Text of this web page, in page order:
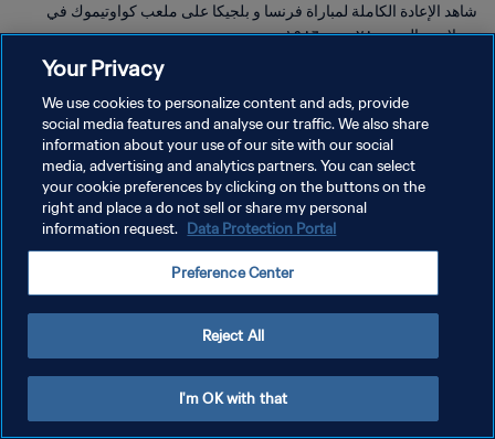
شاهد الإعادة الكاملة لمباراة فرنسا و بلجيكا على ملعب كواوتيموك في
بويبلا يوم السبت ٢٨ يونيو ١٩٨٦.
سياسة الخصوصية
إدارة تفضيلات ملفات تعريف الارتباط
Your Privacy
We use cookies to personalize content and ads, provide
social media features and analyse our traffic. We also share
information about your use of our site with our social
media, advertising and analytics partners. You can select
your cookie preferences by clicking on the buttons on the
right and place a do not sell or share my personal
information request. Data Protection Portal
Preference Center
Reject All
I'm OK with that